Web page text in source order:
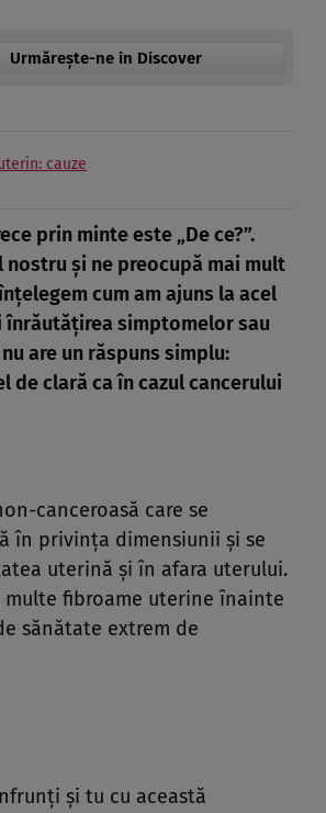
Urmărește-ne in Discover
cauze
prin minte este „De ce?”.
și ne preocupă mai mult
cum am ajuns la acel
înrăutățirea simptomelor sau
are un răspuns simplu:
de clară ca în cazul cancerului
canceroasă care se
în privința dimensiunii și se
uterină și în afara uterului.
multe fibroame uterine înainte
sănătate extrem de
și tu cu această